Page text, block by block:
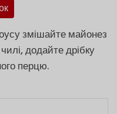
змішайте майонез
додайте дрібку
перцю.